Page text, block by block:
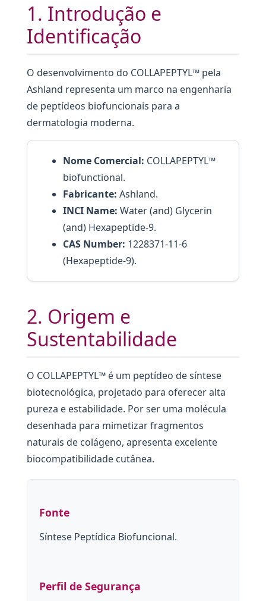
1. Introdução e
Identificação
O desenvolvimento do COLLAPEPTYL™ pela
Ashland representa um marco na engenharia
de peptídeos biofuncionais para a
dermatologia moderna.
Nome Comercial: COLLAPEPTYL™
biofunctional.
Fabricante: Ashland.
INCI Name: Water (and) Glycerin
(and) Hexapeptide-9.
CAS Number: 1228371-11-6
(Hexapeptide-9).
2. Origem e
Sustentabilidade
O COLLAPEPTYL™ é um peptídeo de síntese
biotecnológica, projetado para oferecer alta
pureza e estabilidade. Por ser uma molécula
desenhada para mimetizar fragmentos
naturais de colágeno, apresenta excelente
biocompatibilidade cutânea.
Fonte
Síntese Peptídica Biofuncional.
Perfil de Segurança